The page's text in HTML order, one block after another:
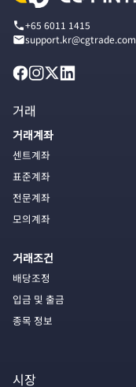
+65 6011 1415
support.kr@cgtrade.com
거래
거래계좌
센트계좌
표준계좌
전문계좌
모의계좌
거래조건
배당조정
입금 및 출금
종목 정보
시장